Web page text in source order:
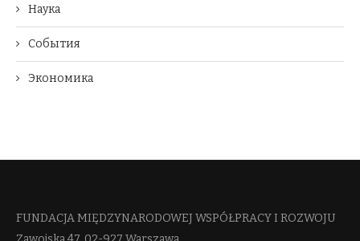
Наука
События
Экономика
FUNDACJA MIĘDZYNARODOWEJ WSPÓŁPRACY I ROZWOJU​